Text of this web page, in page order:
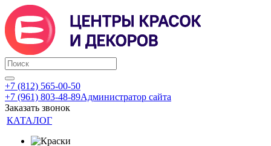
+7 (812) 565-00-50
+7 (961) 803-48-89Администратор сайта
Заказать звонок
КАТАЛОГ